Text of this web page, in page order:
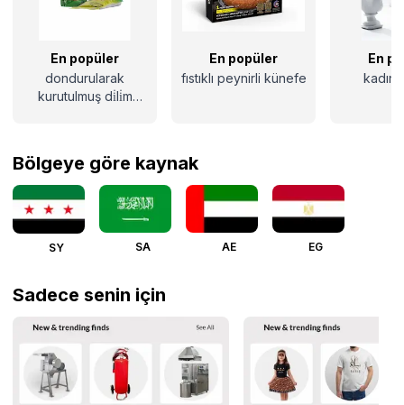
En popüler
dondurularak
kurutulmuş di̇li̇m
En popüler
fıstıklı peynirli künefe
En
kadın
Bölgeye göre kaynak
SY SA AE EG
Sadece senin için